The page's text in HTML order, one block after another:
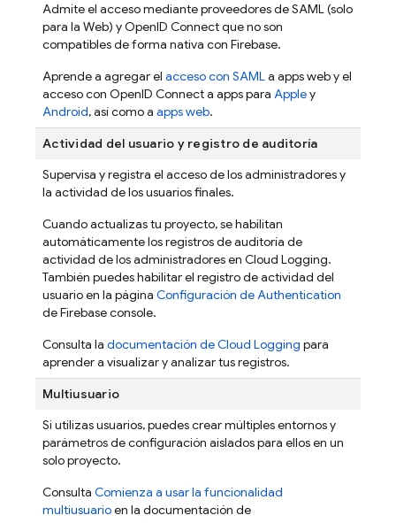
Admite el acceso mediante proveedores de SAML (solo
para la Web) y OpenID Connect que no son
compatibles de forma nativa con Firebase.
Aprende a agregar el acceso con SAMLa apps web y el
acceso con OpenID Connect a apps para Appley
Android, así como a apps web.
Actividad del usuario y registro de auditoría
Supervisa y registra el acceso de los administradores y
la actividad de los usuarios finales.
Cuando actualizas tu proyecto, se habilitan
automáticamente los registros de auditoría de
actividad de los administradores en Cloud Logging.
También puedes habilitar el registro de actividad del
usuario en la página Configuración de Authentication
deFirebaseconsole.
Consulta la documentación de Cloud Logging para
aprender a visualizar y analizar tus registros.
Multiusuario
Si utilizas usuarios, puedes crear múltiples entornos y
parámetros de configuración aislados para ellos en un
solo proyecto.
Consulta Comienza a usar la funcionalidad
multiusuarioen la documentación de